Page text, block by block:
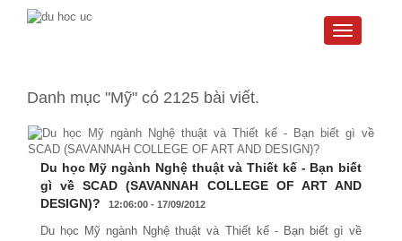
Toggle
Danh mục "Mỹ" có 2125 bài viết.
Du học Mỹ ngành Nghệ thuật và Thiết kế - Bạn biết
gì về SCAD (SAVANNAH COLLEGE OF ART AND
DESIGN)?
12:06:00 - 17/09/2012
Du học Mỹ ngành Nghệ thuật và Thiết kế - Bạn biết gì về